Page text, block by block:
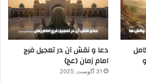
دعا و نقش آن در تعجیل فرج
امام زمان (عج)
31 آگوست, 2025